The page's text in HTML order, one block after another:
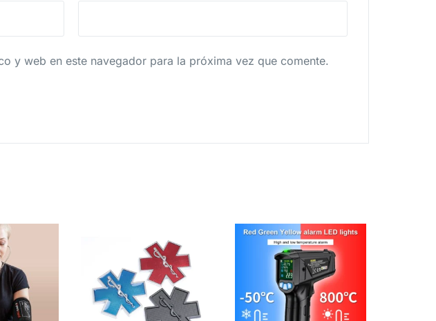
y web en este navegador para la próxima vez que comente.